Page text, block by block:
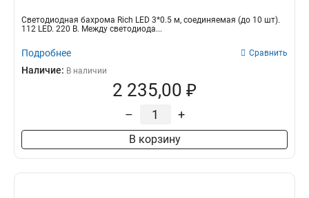
Светодиодная бахрома Rich LED 3*0.5 м, соединяемая (до 10 шт).
112 LED. 220 В. Между светодиода...
Подробнее Сравнить
Наличие: В наличии
2 235,00 ₽
– +
В корзину